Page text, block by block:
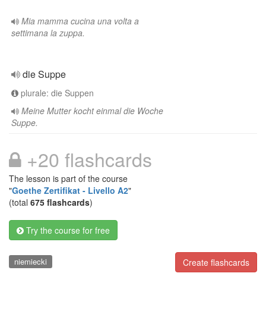
Mia mamma cucina una volta a
settimana la zuppa.
die Suppe
plurale: die Suppen
Meine Mutter kocht einmal die Woche
Suppe.
+20 flashcards
The lesson is part of the course
"Goethe Zertifikat - Livello A2"
(total 675 flashcards)
Try the course for free
Create flashcards
niemiecki